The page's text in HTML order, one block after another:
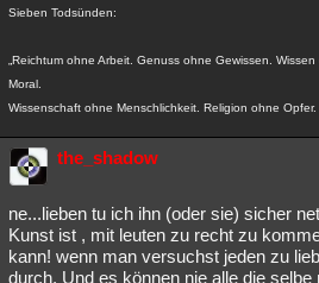
Sieben Todsünden:
„Reichtum ohne Arbeit. Genuss ohne Gewissen.
Moral.
Wissenschaft ohne Menschlichkeit. Religion ohne
the_shadow
ne...lieben tu ich ihn (oder sie) sicher
Kunst ist , mit leuten zu recht zu
kann! wenn man versuchst jeden zu
durch. Und es können nie alle die selbe